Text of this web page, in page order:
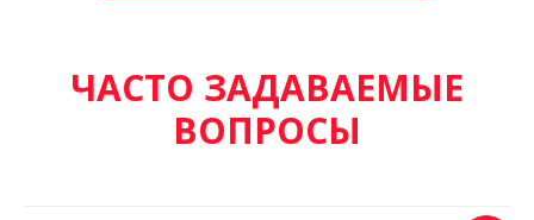
ЧАСТО ЗАДАВАЕМЫЕ
ВОПРОСЫ